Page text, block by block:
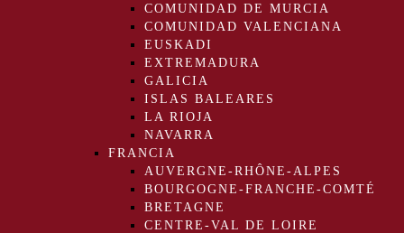
COMUNIDAD DE MURCIA
COMUNIDAD VALENCIANA
EUSKADI
EXTREMADURA
GALICIA
ISLAS BALEARES
LA RIOJA
NAVARRA
FRANCIA
AUVERGNE-RHÔNE-ALPES
BOURGOGNE-FRANCHE-COMTÉ
BRETAGNE
CENTRE-VAL DE LOIRE